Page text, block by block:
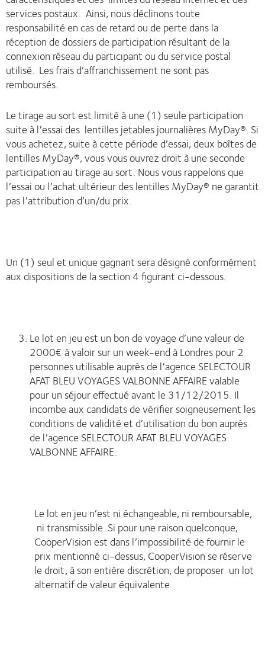
services postaux. Ainsi, nous déclinons toute
responsabilité en cas de retard ou de perte dans la
réception de dossiers de participation résultant de la
connexion réseau du participant ou du service postal
utilisé. Les frais d’affranchissement ne sont pas
remboursés.
Le tirage au sort est limité à une (1) seule participation
suite à l’essai des lentilles jetables journalières MyDay®. Si
vous achetez, suite à cette période d’essai, deux boîtes de
lentilles MyDay®, vous vous ouvrez droit à une seconde
participation au tirage au sort. Nous vous rappelons que
l’essai ou l’achat ultérieur des lentilles MyDay® ne garantit
pas l’attribution d’un/du prix.
Un (1) seul et unique gagnant sera désigné conformément
aux dispositions de la section 4 figurant ci-dessous.
Le lot en jeu est un bon de voyage d’une valeur de
2000€ à valoir sur un week-end à Londres pour 2
personnes utilisable auprès de l’agence SELECTOUR
AFAT BLEU VOYAGES VALBONNE AFFAIRE valable
pour un séjour effectué avant le 31/12/2015. Il
incombe aux candidats de vérifier soigneusement les
conditions de validité et d’utilisation du bon auprès
de l’agence SELECTOUR AFAT BLEU VOYAGES
VALBONNE AFFAIRE.
Le lot en jeu n’est ni échangeable, ni remboursable,
ni transmissible. Si pour une raison quelconque,
CooperVision est dans l’impossibilité de fournir le
prix mentionné ci-dessus, CooperVision se réserve
le droit, à son entière discrétion, de proposer un lot
alternatif de valeur équivalente.